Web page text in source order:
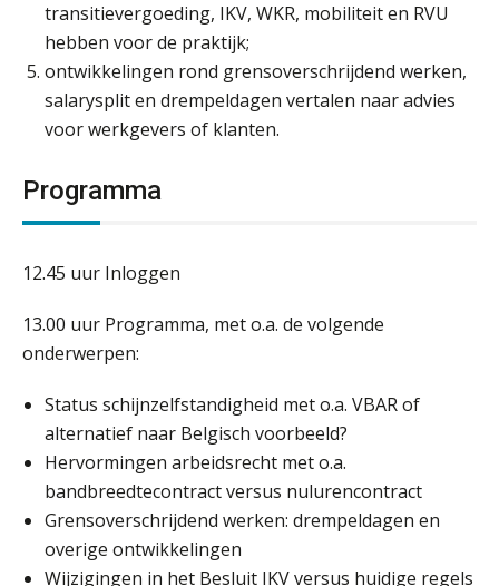
transitievergoeding, IKV, WKR, mobiliteit en RVU
hebben voor de praktijk;
ontwikkelingen rond grensoverschrijdend werken,
salarysplit en drempeldagen vertalen naar advies
voor werkgevers of klanten.
Programma
12.45 uur Inloggen
13.00 uur Programma, met o.a. de volgende
onderwerpen:
Status schijnzelfstandigheid met o.a. VBAR of
alternatief naar Belgisch voorbeeld?
Hervormingen arbeidsrecht met o.a.
bandbreedtecontract versus nulurencontract
Grensoverschrijdend werken: drempeldagen en
overige ontwikkelingen
Wijzigingen in het Besluit IKV versus huidige regels